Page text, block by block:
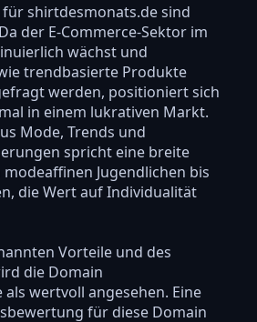
shirtdesmonats.de sind
der E-Commerce-Sektor im
wächst und
trendbasierte Produkte
werden, positioniert sich
in einem lukrativen Markt.
Mode, Trends und
spricht eine breite
Jugendlichen bis
die Wert auf Individualität
Vorteile und des
die Domain
wertvoll angesehen. Eine
für diese Domain